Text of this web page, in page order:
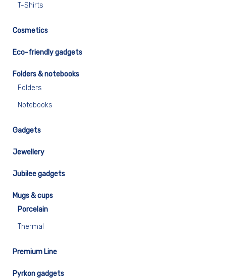
T-Shirts
Cosmetics
Eco-friendly gadgets
Folders & notebooks
Folders
Notebooks
Gadgets
Jewellery
Jubilee gadgets
Mugs & cups
Porcelain
Thermal
Premium Line
Pyrkon gadgets